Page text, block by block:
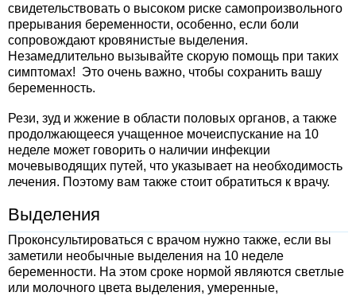
свидетельствовать о высоком риске самопроизвольного
прерывания беременности, особенно, если боли
сопровождают кровянистые выделения.
Незамедлительно вызывайте скорую помощь при таких
симптомах! Это очень важно, чтобы сохранить вашу
беременность.
Рези, зуд и жжение в области половых органов, а также
продолжающееся учащенное мочеиспускание на 10
неделе может говорить о наличии инфекции
мочевыводящих путей, что указывает на необходимость
лечения. Поэтому вам также стоит обратиться к врачу.
Выделения
Проконсультироваться с врачом нужно также, если вы
заметили необычные выделения на 10 неделе
беременности. На этом сроке нормой являются светлые
или молочного цвета выделения, умеренные,